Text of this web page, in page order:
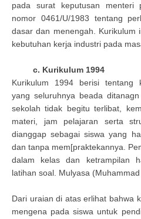
pada surat keputusan menteri
nomor 0461/U/1983 tentang
dasar dan menengah. Kurikulum
kebutuhan kerja industri pada
c. Kurikulum 1994
Kurikulum 1994 berisi tentang
yang seluruhnya beada
sekolah tidak begitu terlibat,
materi, jam pelajaran serta
dianggap sebagai siswa yang
dan tanpa mem[praktekannya.
dalam kelas dan ketrampilan
latihan soal. Mulyasa
Dari uraian di atas erlihat bahwa
mengena pada siswa untuk